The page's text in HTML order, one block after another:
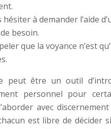
hésiter à demander l’aide
besoin.
que la voyance n’est
peut être un outil
personnel pour
avec
est libre de décider